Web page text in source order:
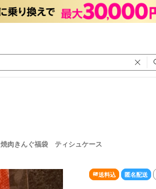
焼肉きんぐ福袋 ティシュケース
送料込 匿名配送